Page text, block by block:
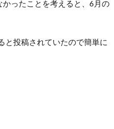
ったことを考えると、6月の
と投稿されていたので簡単に